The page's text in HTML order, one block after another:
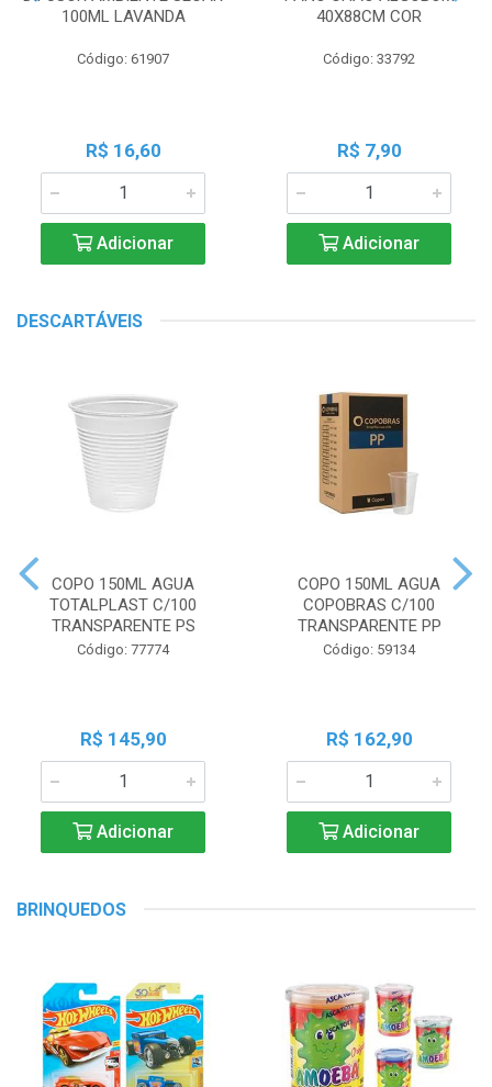
100ML LAVANDA
Código: 61907
R$ 16,60
Adicionar
40X88CM COR
Código: 33792
R$ 7,90
Adicionar
DESCARTÁVEIS
COPO 150ML AGUA
TOTALPLAST C/100
TRANSPARENTE PS
Código: 77774
R$ 145,90
Adicionar
COPO 150ML AGUA
COPOBRAS C/100
TRANSPARENTE PP
Código: 59134
R$ 162,90
Adicionar
BRINQUEDOS